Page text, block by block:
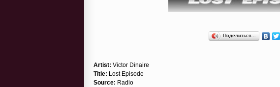
Поделиться…
Artist: Victor Dinaire
Title: Lost Episode
Source: Radio